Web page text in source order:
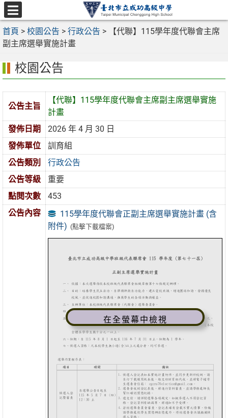
跳
至
主
要
區
選
單
首頁 > 校園公告 > 行政公告 >
【代聯】115學年度代聯會主席
副主席選舉實施計畫
校園公告
公告主旨
【代聯】115學年度代聯會主席副主席選舉實施
計畫
發佈日期
2026 年 4 月 30 日
發佈單位
訓育組
公告類別
行政公告
公告等級
重要
點閱次數
453
公告內容
115學年度代聯會正副主席選舉實施計畫 (含
附件) (點擊下載檔案)
在全螢幕中檢視